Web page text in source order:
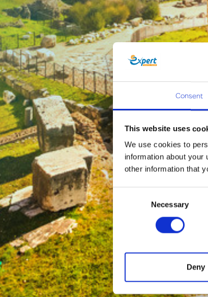
Consent
This website uses
We use cookies to
information about
other information that
Consent
Selection
Necessary
Deny